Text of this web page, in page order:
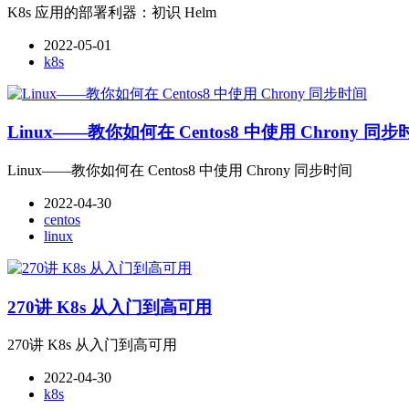
K8s 应用的部署利器：初识 Helm
2022-05-01
k8s
Linux——教你如何在 Centos8 中使用 Chrony 同步
Linux——教你如何在 Centos8 中使用 Chrony 同步时间
2022-04-30
centos
linux
270讲 K8s 从入门到高可用
270讲 K8s 从入门到高可用
2022-04-30
k8s